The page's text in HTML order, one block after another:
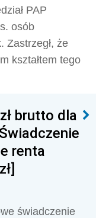
PAP
osób
Zastrzegł, że
kształtem tego
brutto dla
renta
świadczenie